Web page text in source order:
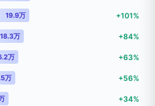
19.9万 +101%
18.3万 +84%
万 +63%
万 +56%
+34%